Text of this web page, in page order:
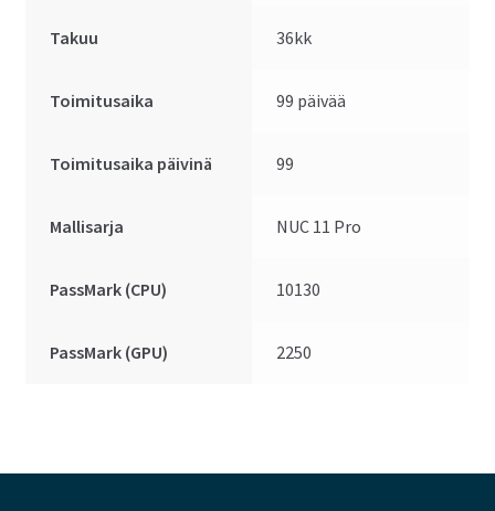
Takuu 36kk
Toimitusaika 99 päivää
Toimitusaika päivinä 99
Mallisarja NUC 11 Pro
PassMark (CPU) 10130
PassMark (GPU) 2250